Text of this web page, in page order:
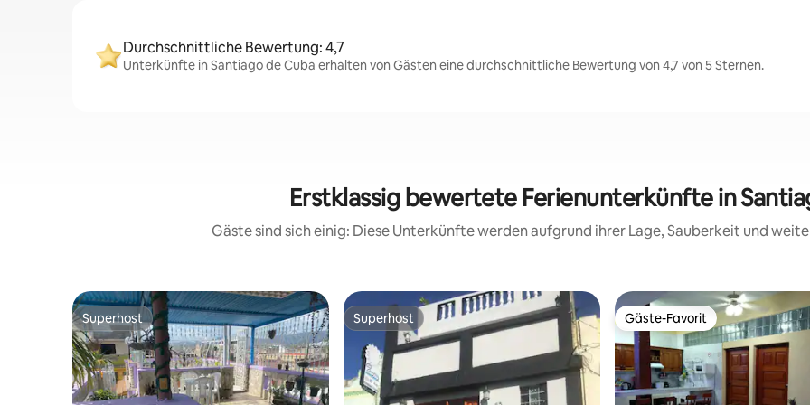
Durchschnittliche Bewertung: 4,7
Unterkünfte in Santiago de Cuba erhalten von Gästen eine durchschnittliche Bewertung von 4,7 von 5 Sternen.
Erstklassig bewertete Ferienunterkünfte in
Gäste sind sich einig: Diese Unterkünfte werden aufgrund ihrer Lage, Sauberkeit und
Superhost
Superhost Superhost
Superhost Gäste-Favorit
Gäste-Favorit